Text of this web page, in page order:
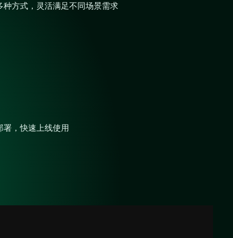
方式，灵活满足不同场景需求
署，快速上线使用